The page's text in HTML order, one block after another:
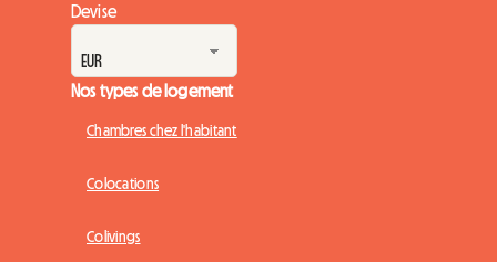
Devise
Nos types de logement
Chambres chez l'habitant
Colocations
Colivings